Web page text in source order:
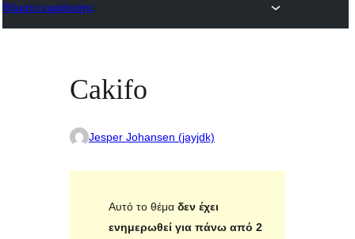
Θέματα εμφάνισης
Cakifo
Jesper Johansen (jayjdk)
Αυτό το θέμα δεν έχει
ενημερωθεί για πάνω από 2